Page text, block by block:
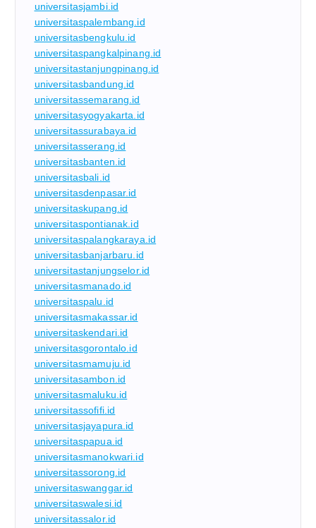
universitasjambi.id
universitaspalembang.id
universitasbengkulu.id
universitaspangkalpinang.id
universitastanjungpinang.id
universitasbandung.id
universitassemarang.id
universitasyogyakarta.id
universitassurabaya.id
universitasserang.id
universitasbanten.id
universitasbali.id
universitasdenpasar.id
universitaskupang.id
universitaspontianak.id
universitaspalangkaraya.id
universitasbanjarbaru.id
universitastanjungselor.id
universitasmanado.id
universitaspalu.id
universitasmakassar.id
universitaskendari.id
universitasgorontalo.id
universitasmamuju.id
universitasambon.id
universitasmaluku.id
universitassofifi.id
universitasjayapura.id
universitaspapua.id
universitasmanokwari.id
universitassorong.id
universitaswanggar.id
universitaswalesi.id
universitassalor.id